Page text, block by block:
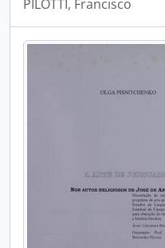
PILOTTI, Francisco